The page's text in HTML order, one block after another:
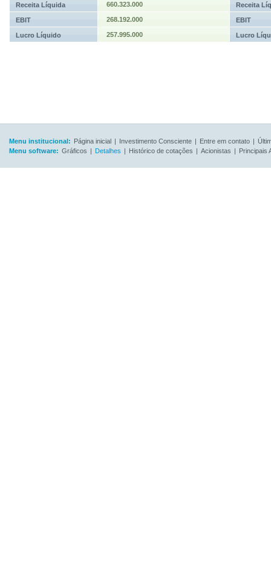
Receita Líquida 660.323.000 Receita
EBIT 268.192.000 EBIT
Lucro Líquido 257.995.000 Lucro
Menu institucional: Página inicial | Investimento Consciente | Entre em contato |
Menu software: Gráficos | Detalhes | Histórico de cotações | Acionistas | Principais